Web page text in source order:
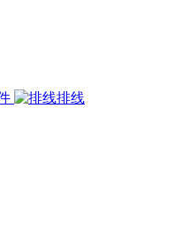
排线